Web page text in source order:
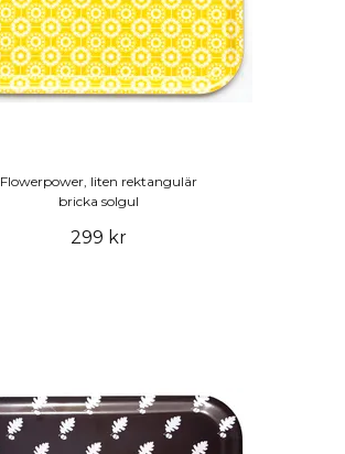
Flowerpower, liten rektangulär
bricka solgul
299 kr